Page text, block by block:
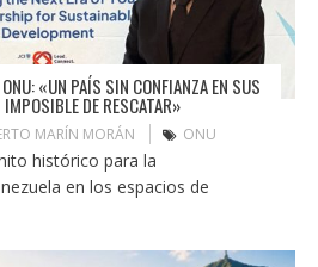
«UN PAÍS SIN CONFIANZA EN SUS
DE RESCATAR»
MARÍN MORÁN ONU
histórico para la
en los espacios de